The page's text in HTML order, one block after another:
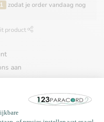
zodat je order vandaag nog
product
aan
€ 65,00!